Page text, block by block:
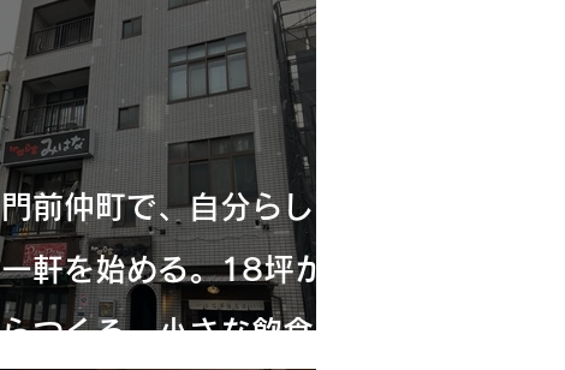
門前仲町で、自分らしい
一軒を始める。18坪か
らつくる、小さな飲食店